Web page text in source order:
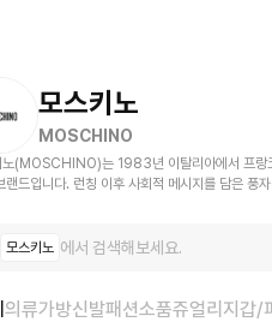
모스키노
MOSCHINO
노(MOSCHINO)는 1983년 이탈리아에서 프랑
랜드입니다. 런칭 이후 사회적 메시지를 담은 풍
모스키노 에서 검색해보세요.
의류가방신발패션소품쥬얼리 지갑/